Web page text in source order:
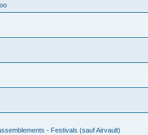
- Festivals (sauf Airvault)